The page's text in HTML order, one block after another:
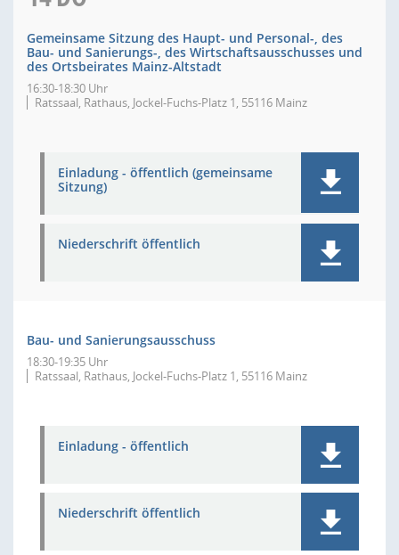
Gemeinsame Sitzung des Haupt- und Personal-, des
Bau- und Sanierungs-, des Wirtschaftsausschusses und
des Ortsbeirates Mainz-Altstadt
16:30-18:30 Uhr
Ratssaal, Rathaus, Jockel-Fuchs-Platz 1, 55116 Mainz
Einladung - öffentlich (gemeinsame
Sitzung)
Niederschrift öffentlich
Bau- und Sanierungsausschuss
18:30-19:35 Uhr
Ratssaal, Rathaus, Jockel-Fuchs-Platz 1, 55116 Mainz
Einladung - öffentlich
Niederschrift öffentlich